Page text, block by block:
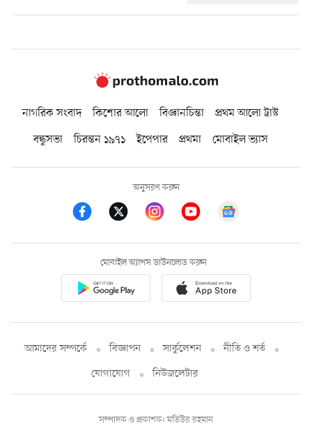
নাগরিক সংবাদ কিশোর আলো বিজ্ঞানচিন্তা
প্রথম আলো ট্রাস্ট
বন্ধুসভা
চিরন্তন ১৯৭১ ইপেপার প্রথমা মোবাইল ভ্যাস
অনুসরণ করুন
মোবাইল অ্যাপস ডাউনলোড করুন
আমাদের সম্পর্কে বিজ্ঞাপন সার্কুলেশন
নীতি ও শর্ত
যোগাযোগ
নিউজলেটার
সম্পাদক ও প্রকাশক: মতিউর রহমান